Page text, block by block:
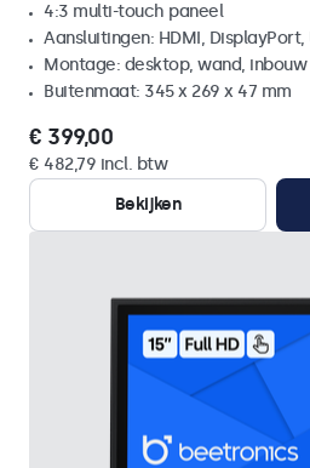
4:3 multi-touch paneel
Aansluitingen: HDMI, DisplayPort,
Montage: desktop, wand, inbouw
Buitenmaat: 345 x 269 x 47 mm
€ 399,00
€ 482,79 incl. btw
Bekijken